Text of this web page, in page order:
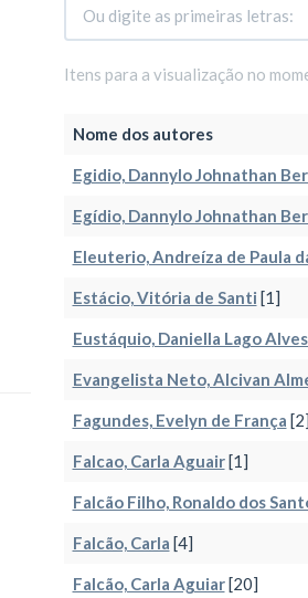
Itens para a visualização no
Nome dos autores
Egidio, Dannylo Johnathan
Egídio, Dannylo Johnathan
Eleuterio, Andreíza de Paula
Estácio, Vitória de Santi [1]
Eustáquio, Daniella Lago
Evangelista Neto, Alcivan
Fagundes, Evelyn de França [2]
Falcao, Carla Aguair[1]
Falcão Filho, Ronaldo dos
Falcão, Carla [4]
Falcão, Carla Aguiar[20]